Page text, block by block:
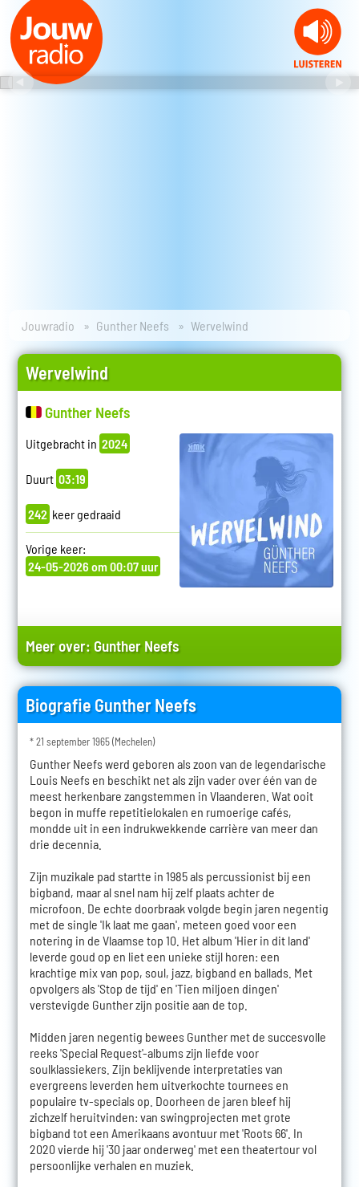
Jouwradio Gunther Neefs Wervelwind
Wervelwind
Gunther Neefs
Uitgebracht in 2024
Duurt 03:19
242 keer gedraaid
Vorige keer:
24-05-2026 om 00:07 uur
Meer over: Gunther Neefs
Biografie Gunther Neefs
* 21 september 1965 (Mechelen)
Gunther Neefs werd geboren als zoon van de legendarische
Louis Neefs en beschikt net als zijn vader over één van de
meest herkenbare zangstemmen in Vlaanderen. Wat ooit
begon in muffe repetitielokalen en rumoerige cafés,
mondde uit in een indrukwekkende carrière van meer dan
drie decennia.
Zijn muzikale pad startte in 1985 als percussionist bij een
bigband, maar al snel nam hij zelf plaats achter de
microfoon. De echte doorbraak volgde begin jaren negentig
met de single 'Ik laat me gaan', meteen goed voor een
notering in de Vlaamse top 10. Het album 'Hier in dit land'
leverde goud op en liet een unieke stijl horen: een
krachtige mix van pop, soul, jazz, bigband en ballads. Met
opvolgers als 'Stop de tijd' en 'Tien miljoen dingen'
verstevigde Gunther zijn positie aan de top.
Midden jaren negentig bewees Gunther met de succesvolle
reeks 'Special Request'-albums zijn liefde voor
soulklassiekers. Zijn beklijvende interpretaties van
evergreens leverden hem uitverkochte tournees en
populaire tv-specials op. Doorheen de jaren bleef hij
zichzelf heruitvinden: van swingprojecten met grote
bigband tot een Amerikaans avontuur met 'Roots 66'. In
2020 vierde hij '30 jaar onderweg' met een theatertour vol
persoonlijke verhalen en muziek.